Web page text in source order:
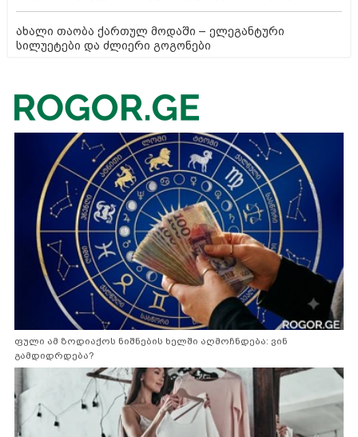
ახალი თაობა ქართულ მოდაში – ელეგანტური
სილუეტები და ძლიერი გოგონები
ფული ამ ზოდიაქოს ნიშნების ხელში აღმოჩნდება: ვინ
გამდიდრდება?